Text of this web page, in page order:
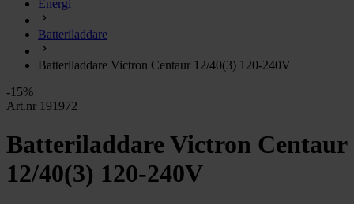
Energi
Kök & Gasol chevron_right
Värme chevron_right
Grill & Fritid chevron_right
Lacanche
Reservdelar chevron_right
Energi
Batteriladdare
Batteriladdare Victron Centaur 12/40(3) 120-240V
-15%
Art.nr 191972
Batteriladdare Victron Centaur
12/40(3) 120-240V